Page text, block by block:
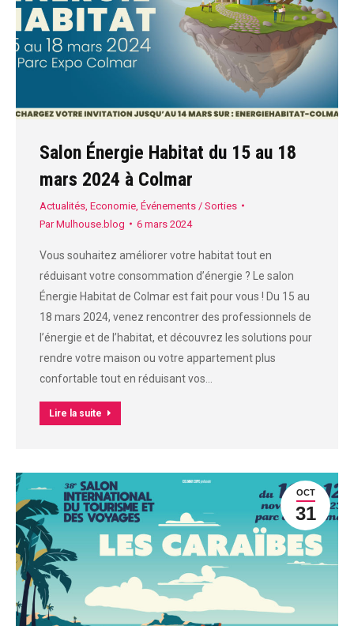
Salon Énergie Habitat du 15 au 18
mars 2024 à Colmar
Actualités Economie Événements / Sorties
ParMulhouse.blog 6 mars 2024
Vous souhaitez améliorer votre habitat tout en
réduisant votre consommation d’énergie ? Le salon
Énergie Habitat de Colmar est fait pour vous ! Du 15 au
18 mars 2024, venez rencontrer des professionnels de
l’énergie et de l’habitat, et découvrez les solutions pour
rendre votre maison ou votre appartement plus
confortable tout en réduisant vos…
Lire la suite
OCT
31